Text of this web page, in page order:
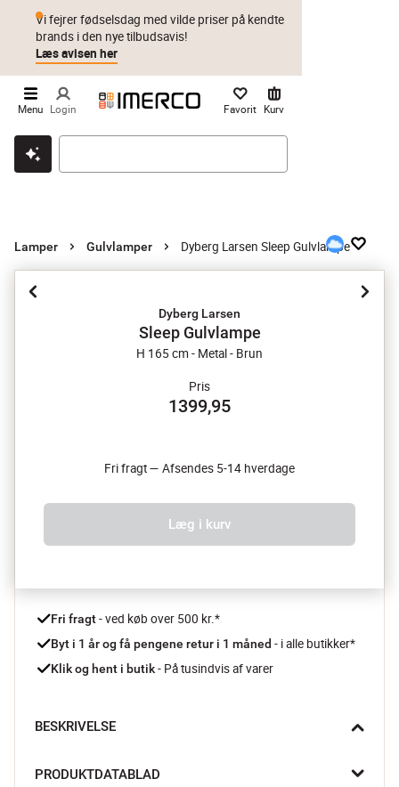
Klik & hent Byt i 1 år Prismatch
Vi fejrer fødselsdag med vilde priser på kendte
brands i den nye tilbudsavis!
Læs avisen her
Menu Login Favorit Kurv
Lamper Gulvlamper Dyberg Larsen Sleep Gulvlampe
Dyberg Larsen
Sleep Gulvlampe
H 165 cm - Metal - Brun
Pris
1399,95
Fri fragt — Afsendes 5-14 hverdage
Læg i kurv
Fri fragt - ved køb over 500 kr.*
Byt i 1 år og få pengene retur i 1 måned - i alle butikker*
Klik og hent i butik - På tusindvis af varer
BESKRIVELSE
rummet ekstra hyggeligt, uanset om den står ved sofaen,
PRODUKTDATABLAD